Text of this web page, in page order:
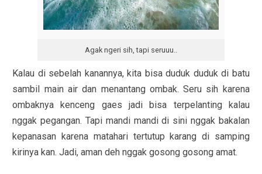
Agak ngeri sih, tapi seruuu..
Kalau di sebelah kanannya, kita bisa duduk duduk di batu
sambil main air dan menantang ombak. Seru sih karena
ombaknya kenceng gaes jadi bisa terpelanting kalau
nggak pegangan. Tapi mandi mandi di sini nggak bakalan
kepanasan karena matahari tertutup karang di samping
kirinya kan. Jadi, aman deh nggak gosong gosong amat.